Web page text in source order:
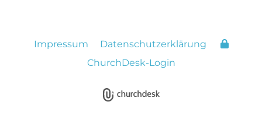
Impressum
Datenschutzerklärung
ChurchDesk-Login